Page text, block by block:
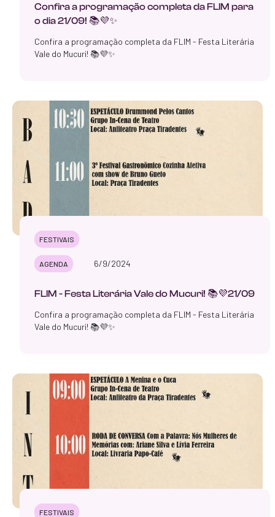
‍Confira a programação completa da FLIM para
o dia 21/09! 📚💜✨
Confira a programação completa da FLIM - Festa Literária
Vale do Mucuri! 📚💜✨
FESTIVAIS
AGENDA 6/9/2024
FLIM - Festa Literária Vale do Mucuri! 📚💜21/09
Confira a programação completa da FLIM - Festa Literária
Vale do Mucuri! 📚💜✨
FESTIVAIS